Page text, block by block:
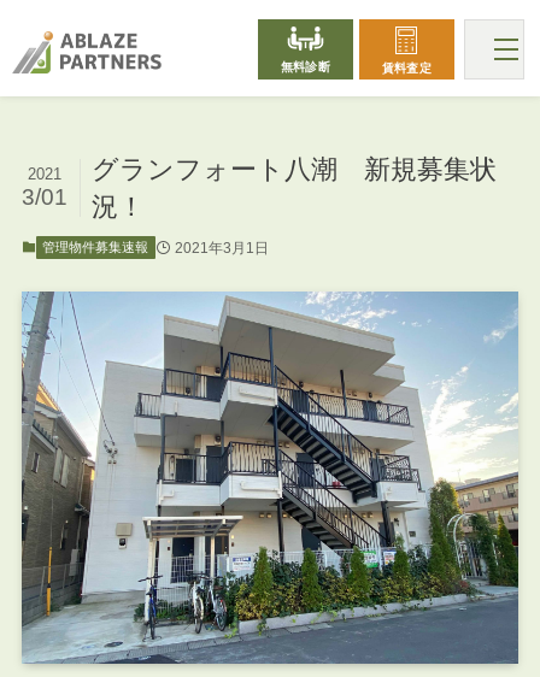
無料診断 賃料査定
グランフォート八潮 新規募集状
況！
2021
3/01
管理物件募集速報 2021年3月1日